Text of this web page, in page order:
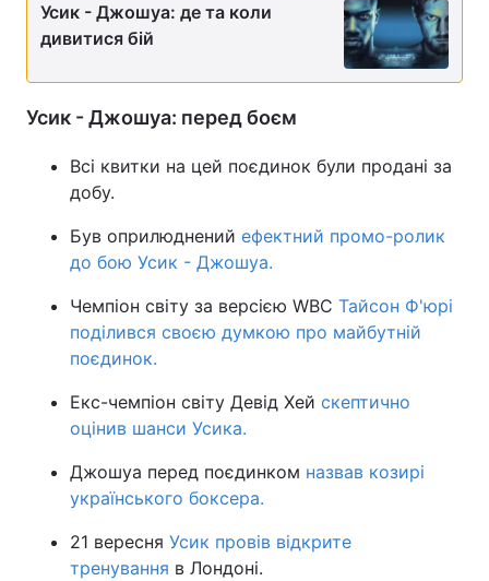
Усик - Джошуа: де та коли
дивитися бій
Усик - Джошуа: перед боєм
Всі квитки на цей поєдинок були продані за
добу.
Був оприлюднений ефектний промо-ролик
до бою Усик - Джошуа.
Чемпіон світу за версією WBC Тайсон Ф'юрі
поділився своєю думкою про майбутній
поєдинок.
Екс-чемпіон світу Девід Хей скептично
оцінив шанси Усика.
Джошуа перед поєдинком назвав козирі
українського боксера.
21 вересня Усик провів відкрите
тренування в Лондоні.